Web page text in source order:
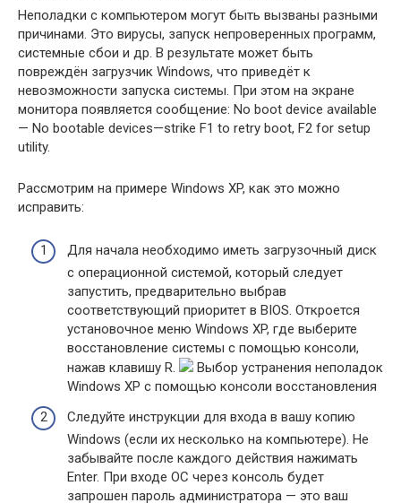
Неполадки с компьютером могут быть вызваны разными
причинами. Это вирусы, запуск непроверенных программ,
системные сбои и др. В результате может быть
повреждён загрузчик Windows, что приведёт к
невозможности запуска системы. При этом на экране
монитора появляется сообщение: No boot device available
— No bootable devices—strike F1 to retry boot, F2 for setup
utility.
Рассмотрим на примере Windows XP, как это можно
исправить:
Для начала необходимо иметь загрузочный диск
с операционной системой, который следует
запустить, предварительно выбрав
соответствующий приоритет в BIOS. Откроется
установочное меню Windows XP, где выберите
восстановление системы с помощью консоли,
нажав клавишу R.
Выбор устранения неполадок
Windows XP с помощью консоли восстановления
Следуйте инструкции для входа в вашу копию
Windows (если их несколько на компьютере). Не
забывайте после каждого действия нажимать
Enter. При входе ОС через консоль будет
запрошен пароль администратора — это ваш